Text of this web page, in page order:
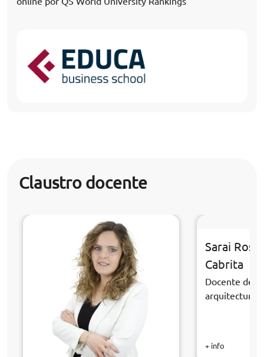
Claustro docente
Sarai
Cabrita
Docente de
arquitectura
+ info